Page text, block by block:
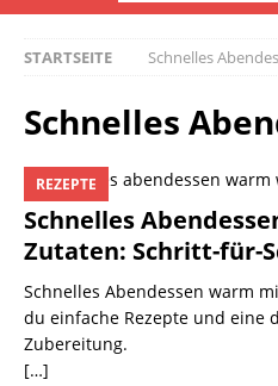
STARTSEITE Schnelles
Schnelles
REZEPTE
Schnelles
Zutaten: Schritt-für-
Schnelles Abendessen warm
du einfache Rezepte und eine
Zubereitung.
[…]